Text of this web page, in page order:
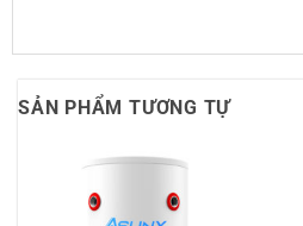
SẢN PHẨM TƯƠNG TỰ